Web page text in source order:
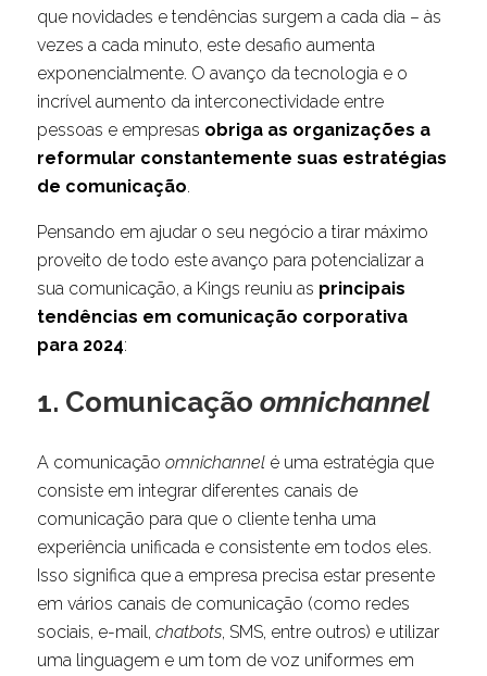
que novidades e tendências surgem a cada dia – às
vezes a cada minuto, este desafio aumenta
exponencialmente. O avanço da tecnologia e o
incrível aumento da interconectividade entre
pessoas e empresas obriga as organizações a
reformular constantemente suas estratégias
de comunicação.
Pensando em ajudar o seu negócio a tirar máximo
proveito de todo este avanço para potencializar a
sua comunicação, a Kings reuniu as principais
tendências em comunicação corporativa
para 2024:
1. Comunicação omnichannel
A comunicação omnichannelé uma estratégia que
consiste em integrar diferentes canais de
comunicação para que o cliente tenha uma
experiência unificada e consistente em todos eles.
Isso significa que a empresa precisa estar presente
em vários canais de comunicação (como redes
sociais, e-mail, chatbots, SMS, entre outros) e utilizar
uma linguagem e um tom de voz uniformes em